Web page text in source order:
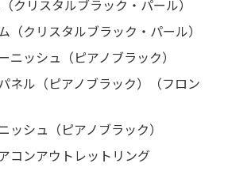
クリスタルブラック・パール）
（クリスタルブラック・パール）
ニッシュ（ピアノブラック）
ネル（ピアノブラック）（フロン
ッシュ（ピアノブラック）
コンアウトレットリング